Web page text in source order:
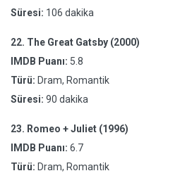
Süresi: 106 dakika
22. The Great Gatsby (2000)
IMDB Puanı: 5.8
Türü: Dram, Romantik
Süresi: 90 dakika
23. Romeo + Juliet (1996)
IMDB Puanı: 6.7
Türü: Dram, Romantik